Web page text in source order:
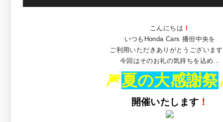
こんにちは ！
いつもHonda Cars 播但中央を
ご利用いただきありがとうございま
今回はそのお礼の気持ちを込め...
🎆夏の大感謝祭
開催いたします ！